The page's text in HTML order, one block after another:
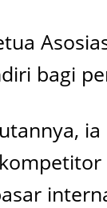
bagi